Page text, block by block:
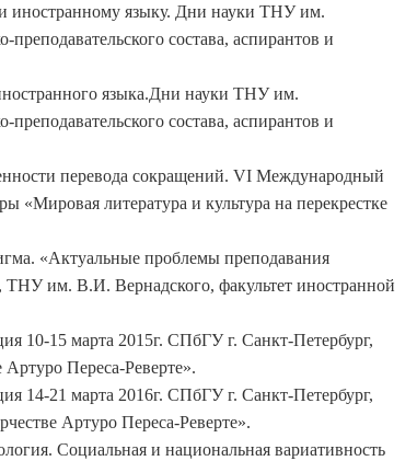
иностранному языку. Дни науки ТНУ им.
состава, аспирантов и
языка.Дни науки ТНУ им.
состава, аспирантов и
перевода сокращений. VI Международный
«Мировая литература и культура на перекрестке
«Актуальные проблемы преподавания
им. В.И. Вернадского, факультет иностранной
10-15 марта 2015г. СПбГУ г. Санкт-Петербург,
Переса-Реверте».
14-21 марта 2016г. СПбГУ г. Санкт-Петербург,
Артуро Переса-Реверте».
Социальная и национальная вариативность